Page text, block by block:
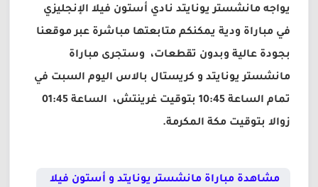
يواجه مانشستر يونايتد نادي أستون فيلا الإنجليزي
في مباراة ودية يمكنكم متابعتها مباشرة عبر موقعنا
بجودة عالية وبدون تقطعات، وستجرى مباراة
مانشستر يونايتد و كريستال بالاس اليوم السبت في
تمام الساعة 10:45 بتوقيت غرينتش، الساعة 01:45
زوالا بتوقيت مكة المكرمة.
مشاهدة مباراة مانشستر يونايتد و أستون فيلا